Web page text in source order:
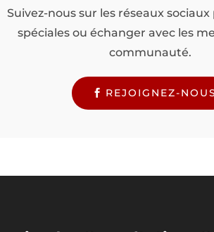
Suivez-nous sur les réseaux
spéciales ou échanger avec les
communauté.
REJOIGNEZ-NOUS